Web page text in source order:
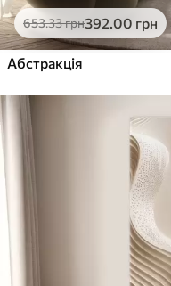
653.33грн392.00 грн
Абстракція